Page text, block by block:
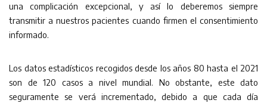
una complicación excepcional, y así lo deberemos siempre
transmitir a nuestros pacientes cuando firmen el consentimiento
informado.
Los datos estadísticos recogidos desde los años 80 hasta el 2021
son de 120 casos a nivel mundial. No obstante, este dato
seguramente se verá incrementado, debido a que cada día